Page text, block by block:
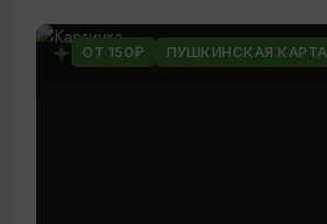
ОТ 150₽ ПУШКИНСКАЯ КАРТА